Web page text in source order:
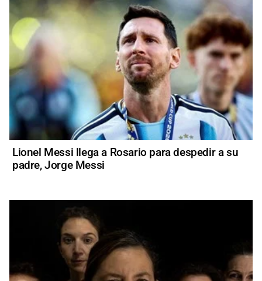
Lionel Messi llega a Rosario para despedir a su
padre, Jorge Messi